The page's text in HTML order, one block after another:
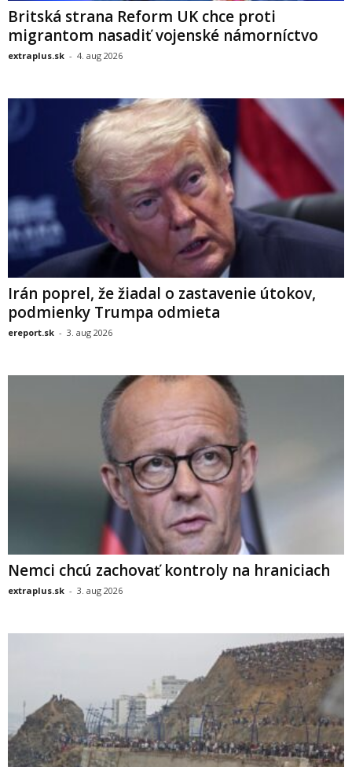
Britská strana Reform UK chce proti
migrantom nasadiť vojenské námorníctvo
extraplus.sk - 4. aug 2026
Irán poprel, že žiadal o zastavenie útokov,
podmienky Trumpa odmieta
ereport.sk - 3. aug 2026
Nemci chcú zachovať kontroly na hraniciach
extraplus.sk - 3. aug 2026